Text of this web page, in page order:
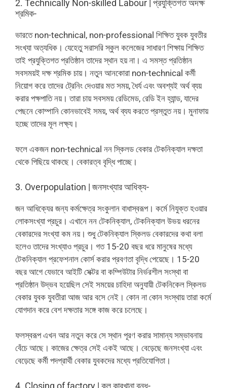
2. Technically Non-skilled Labour | প্রযুক্তিগত অদক্ষ
শ্রমিক-
ভারতে non-technical, non-professional শিক্ষিত যুবক যুবতীর
সংখ্যা অত্যধিক। যেহেতু সরাসরি স্কুল কলেজের সাধারণ শিক্ষায় শিক্ষিত
তাই প্রযুক্তিগত প্রতিষ্ঠান তাদের স্থান হয় না। এ সমস্ত প্রতিষ্ঠান
সবসময়ই দক্ষ শ্রমিক চায়। নতুন আনকোরা non-technical কর্মী
নিয়োগ করে তাদের ট্রেনিং দেওয়ার মত সময়, ধৈর্য এবং অবশ্যই অর্থ ব্যয়
করার পক্ষপাতি নয়। তারা চায় সবসময় রেডিমেড, রেডি ইন হ্যান্ড, যাদের
পেছনে কোম্পানি কোনভাবেই সময়, অর্থ ব্যয করতে প্রস্তুত নয়। মুনাফায়
হচ্ছে তাদের মূল লক্ষ্য।
ফলে একজন non-technical নন স্কিলড বেকার টেকনিক্যাল দক্ষতা
থেকে পিছিয়ে থাকছে। বেকারত্ব বৃদ্ধি পাচ্ছে।
3. Overpopulation | জনসংখ্যার আধিক্য-
জন আধিক্যের জন্য কর্মক্ষেত্র সংকুলান বাধাস্বরূপ। কর্মে নিযুক্ত হওয়ার
লোকসংখ্যা প্রচুর। এখানে নন টেকনিক্যাল, টেকনিক্যাল উভয় ধরনের
বেকারদের সংখ্যা কম নয়। শুধু টেকনিক্যাল স্কিলড বেকারদের কথা বলা
হলেও তাদের সংখ্যাও প্রচুর। গত 15-20 বছর ধরে মানুষের মধ্যে
টেকনিক্যাল প্রফেশনাল কোর্স করার প্রবণতা বৃদ্ধি পেয়েছে। 15-20
বছর আগে যেভাবে আইটি সেক্টর বা কম্পিউটার নির্ভরশীল সংস্থা বা
প্রতিষ্ঠান উদ্ভব হয়েছিল সেই সময়ের চাহিদা অনুযায়ী টেকনিকেল স্কিলড
বেকার যুবক যুবতীরা আজ আর বসে নেই। কোন না কোন সংস্থায় তারা কর্মে
যোগদান করে বেশ দক্ষতার সঙ্গে কাজ করে চলেছে।
ফলস্বরূপ এখন আর নতুন করে সে স্থান পূরণ করার সামান্য সম্ভাবনায়
বেঁচে আছে। কাজের ক্ষেত্র সেই একই আছে। বেড়েছে জনসংখ্যা এবং
বেড়েছে কর্মী পদপ্রার্থী বেকার যুবকদের মধ্যে প্রতিযোগিতা।
4. Closing of factory | কল কারখানা বন্ধ-